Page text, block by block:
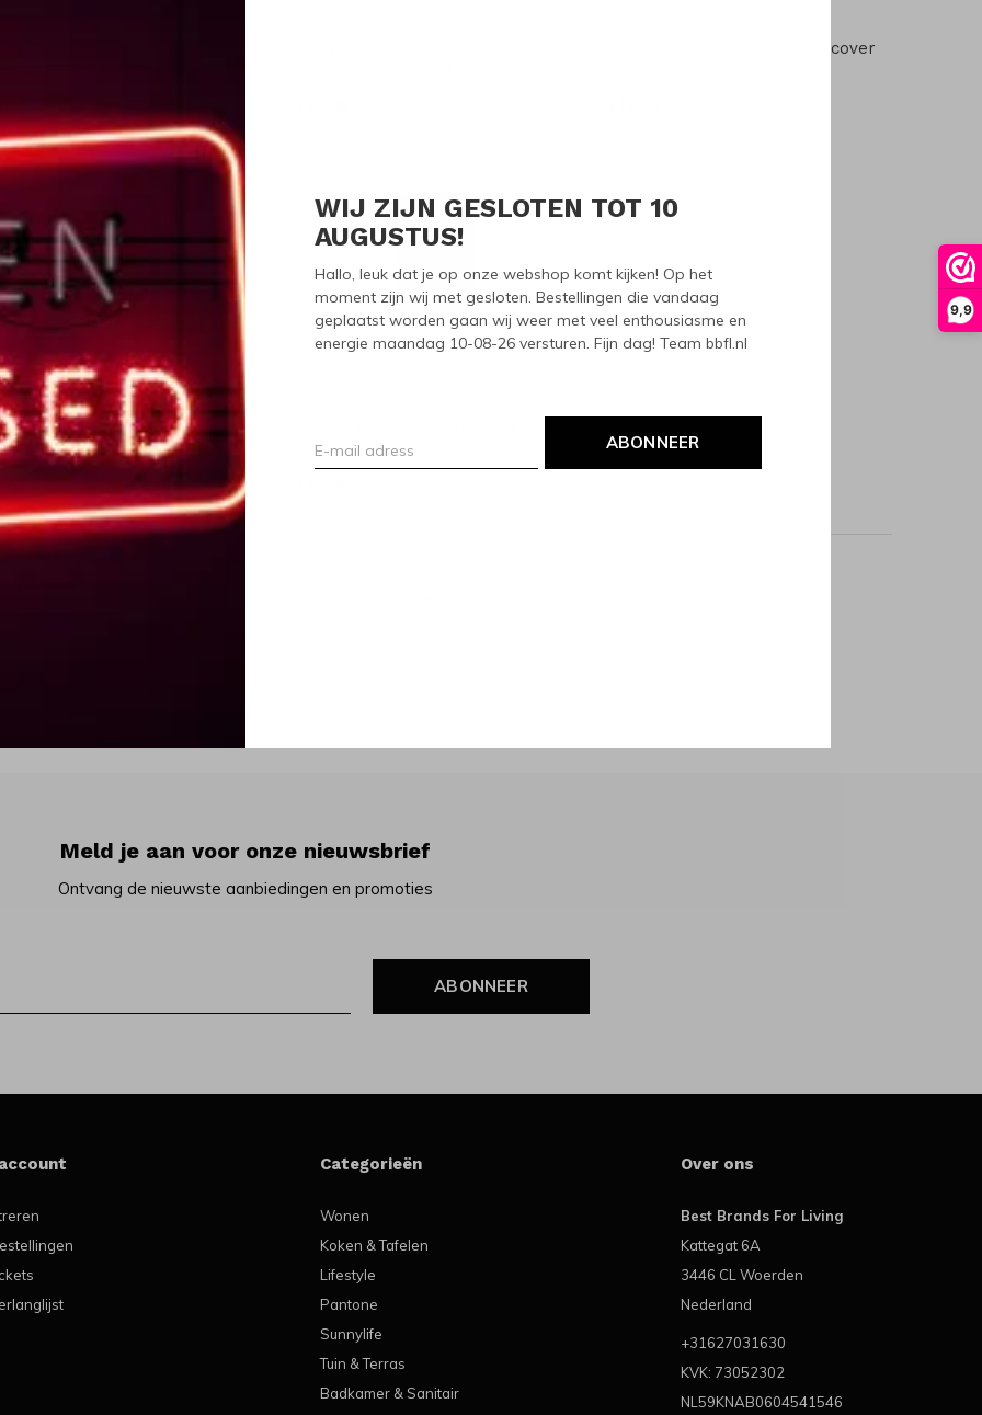
9,9
WIJ ZIJN GESLOTEN TOT 10
AUGUSTUS!
Hallo, leuk dat je op onze webshop komt kijken! Op het
moment zijn wij met gesloten. Bestellingen die vandaag
geplaatst worden gaan wij weer met veel enthousiasme en
energie maandag 10-08-26 versturen. Fijn dag! Team bbfl.nl
ABONNEER
Celly Pantone Silicone Backcover
Pantone Silicone Backcover
13 Pro Blauw
iPhone 13 Blauw
Meld je aan voor onze nieuwsbrief
Ontvang de nieuwste aanbiedingen en promoties
ABONNEER
Categorieën
Wonen
Koken & Tafelen
Lifestyle
Pantone
Sunnylife
Tuin & Terras
Badkamer & Sanitair
Over ons
Best Brands For Living
Kattegat 6A
3446 CL Woerden
Nederland
+31627031630
KVK: 73052302
NL59KNAB0604541546